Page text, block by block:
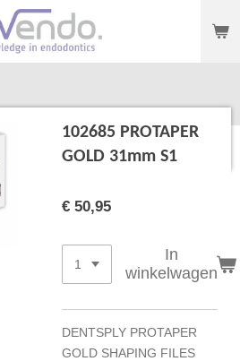
102685 PROTAPER
GOLD 31mm S1
€ 50,95
In
winkelwagen
DENTSPLY PROTAPER
GOLD SHAPING FILES